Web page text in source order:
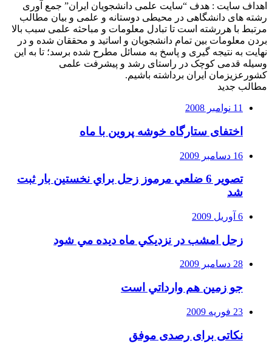
اهداف سایت : هدف “سایت علمی دانشجویان ایران” جمع آوری
رشته های دانشگاهی در محیطی دوستانه و علمی و بیان مطالب
مرتبط با هررشته است تا تبادل معلومات و مباحثه علمی سبب بالا
بردن معلومات بین تمام دانشجویان و اساتید و محققان شده و در
نهایت به نتیجه گیری و پاسخ به مسائل مطرح شده برسد؛ تا به این
وسیله قدمی کوچک در راستای رشد و پیشرفت علمی
کشورعزیزمان ایران برداشته باشیم.
مطالب جدید
11 نوامبر 2008
اختفای ستارگاه خوشه پروین با ماه
16 دسامبر 2009
تصوير 6 ضلعي مرموز زحل براي نخستين بار ثبت
شد
6 آوریل 2009
زحل امشب در نزديكي ماه ديده مي شود
28 دسامبر 2009
جو زمين هم وارداتي است
23 فوریه 2009
نکاتی برای رصدی موفق